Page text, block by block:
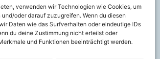
verwenden wir Technologien wie Cookies, um
oder darauf zuzugreifen. Wenn du diesen
Daten wie das Surfverhalten oder eindeutige IDs
du deine Zustimmung nicht erteilst oder
und Funktionen beeinträchtigt werden.